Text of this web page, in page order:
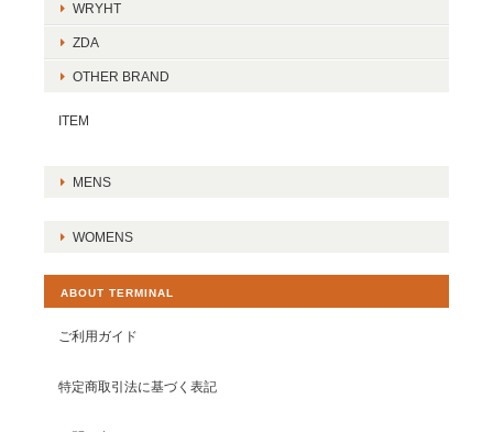
WRYHT
ZDA
OTHER BRAND
ITEM
MENS
WOMENS
ABOUT TERMINAL
ご利用ガイド
特定商取引法に基づく表記